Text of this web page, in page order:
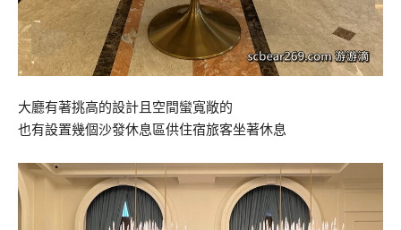
大廳有著挑高的設計且空間蠻寬敞的
也有設置幾個沙發休息區供住宿旅客坐著休息